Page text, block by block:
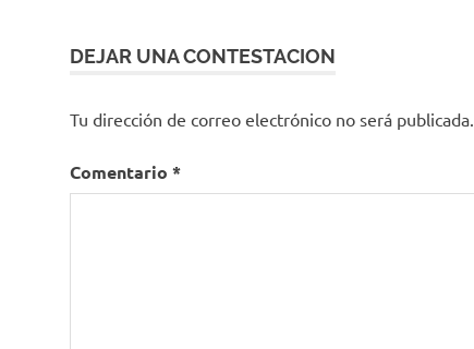
DEJAR UNA CONTESTACION
Tu dirección de correo electrónico no será publicada.
Comentario *